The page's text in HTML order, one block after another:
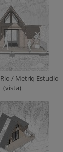
/ Metriq Estudio
(vista)